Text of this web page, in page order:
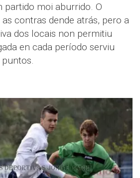
partido moi aburrido. O
contras dende atrás, pero a
dos locais non permitiu
en cada período serviu